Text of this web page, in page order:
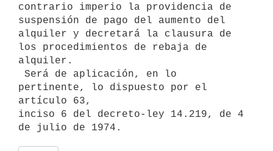
contrario imperio la providencia de
suspensión de pago del aumento del
alquiler y decretará la clausura de
los procedimientos de rebaja de
alquiler.
pertinente, lo dispuesto por el
artículo 63,
inciso 6 del decreto-ley 14.219, de 4